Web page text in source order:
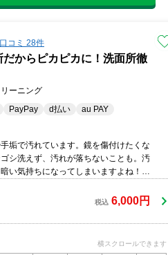
口コミ 28件
からピカピカに！洗面所徹
ーニング
PayPay d払い
au PAY
垢で汚れています。鏡を傷付けたくな
シ洗えず、汚れが落ちないことも。汚
い気持ちになってしまいますよね！そ
税込 6,000円
横スクロールできます